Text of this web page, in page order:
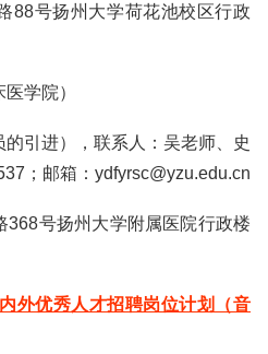
88号扬州大学荷花池校区行政
学院）
的引进），联系人：吴老师、史
；邮箱：ydfyrsc@yzu.edu.cn
368号扬州大学附属医院行政楼
外优秀人才招聘岗位计划（音